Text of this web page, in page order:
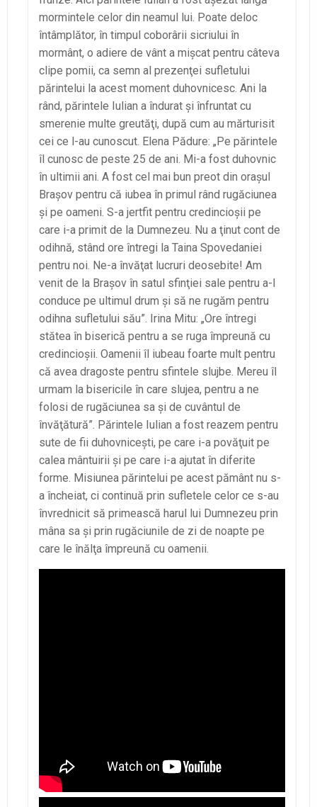
mormintele celor din neamul lui. Poate deloc
întâmplător, în timpul coborârii sicriului în
mormânt, o adiere de vânt a mişcat pentru câteva
clipe pomii, ca semn al prezenţei sufletului
părintelui la acest moment duhovnicesc. Ani la
rând, părintele Iulian a îndurat şi înfruntat cu
smerenie multe greutăţi, după cum au mărturisit
cei ce l-au cunoscut. Elena Pădure: „Pe părintele
îl cunosc de peste 25 de ani. Mi-a fost duhovnic
în ultimii ani. A fost cel mai bun preot din oraşul
Braşov pentru că iubea în primul rând rugăciunea
şi pe oameni. S-a jertfit pentru credincioşii pe
care i-a primit de la Dumnezeu. Nu a ţinut cont de
odihnă, stând ore întregi la Taina Spovedaniei
pentru noi. Ne-a învăţat lucruri deosebite! Am
venit de la Braşov în satul sfinţiei sale pentru a-l
conduce pe ultimul drum şi să ne rugăm pentru
odihna sufletului său”. Irina Mitu: „Ore întregi
stătea în biserică pentru a se ruga împreună cu
credincioşii. Oamenii îl iubeau foarte mult pentru
că avea dragoste pentru sfintele slujbe. Mereu îl
urmam la bisericile în care slujea, pentru a ne
folosi de rugăciunea sa şi de cuvântul de
învăţătură”. Părintele Iulian a fost reazem pentru
sute de fii duhovniceşti, pe care i-a povăţuit pe
calea mântuirii şi pe care i-a ajutat în diferite
forme. Misiunea părintelui pe acest pământ nu s-
a încheiat, ci continuă prin sufletele celor ce s-au
învrednicit să primească harul lui Dumnezeu prin
mâna sa şi prin rugăciunile de zi de noapte pe
care le înălţa împreună cu oamenii.